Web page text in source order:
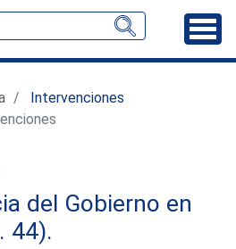
Intervenciones
del Gobierno en
44).